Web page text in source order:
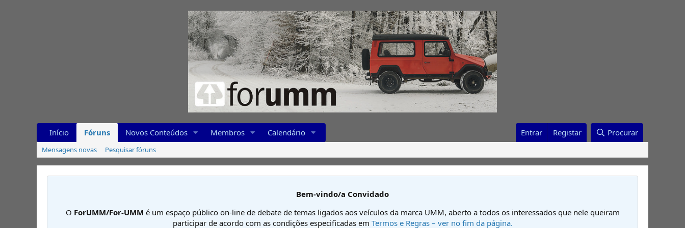
Início Fóruns Novos Conteúdos Membros Calendário Entrar Registar Procurar
Mensagens novas Pesquisar fóruns
Bem-vindo/a Convidado
O ForUMM/For-UMM é um espaço público on-line de debate de temas ligados aos veículos da marca UMM, aberto a todos os interessados que nele queiram
participar de acordo com as condições especificadas em Termos e Regras – ver no fim da página.